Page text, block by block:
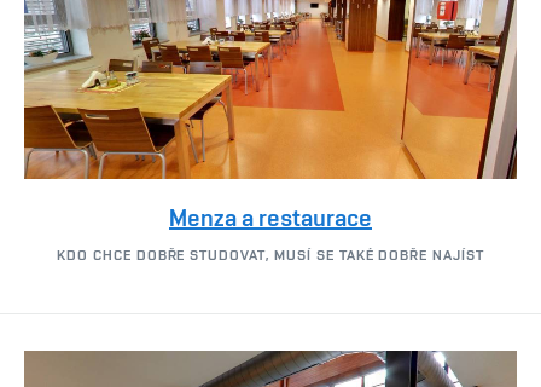
Menza a restaurace
KDO CHCE DOBŘE STUDOVAT, MUSÍ SE TAKÉ DOBŘE NAJÍST